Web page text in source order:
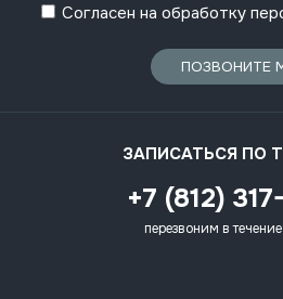
Согласен на обработку
ПОЗВОНИТЕ
ЗАПИСАТЬСЯ ПО
+7 (812)
перезвоним в